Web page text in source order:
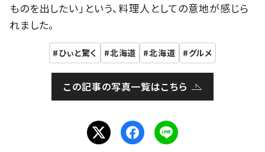
ものを出したい」という、料理人としての意地が感じら
れました。
ひぃと驚く 北海道 北海道 グルメ
この記事の写真一覧はこちら